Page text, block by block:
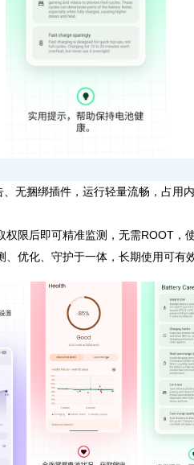
捆绑插件，运行轻量流畅，占用
后即可精准监测，无需ROOT，使
化、守护于一体，长期使用可有效